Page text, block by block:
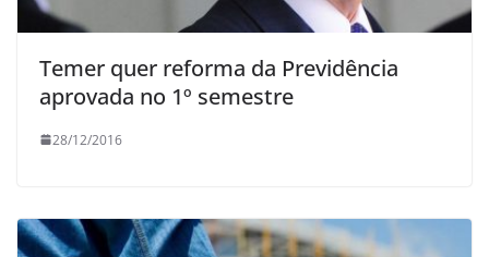
Temer quer reforma da Previdência
aprovada no 1º semestre
28/12/2016